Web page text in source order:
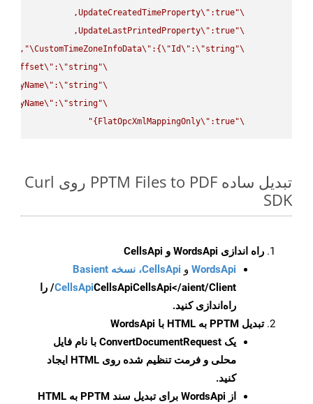
\"
UpdateCreatedTimeProperty\"
\"
UpdateLastPrintedProperty\"
\"
CustomTimeZoneInfoData\" :{\"Id\" :\"string
\"
\"
\" :\"string
\"
\" :\"string
\"
\" :\"string
\"
FlatOpcXmlMappingOnly\" :true}"
تبدیل ساده PPTM Files to PDF روی Curl
SDK
راه اندازی WordsApi و CellsApi
WordsApi و CellsApi، نسخه Basient
CellsApiCellsApi
CellsApi</aient/Client/ را
راه‌اندازی کنید.
تبدیل PPTM به HTML با WordsApi
یک ConvertDocumentRequest با نام فایل
محلی و فرمت تنظیم شده روی HTML ایجاد
کنید.
از WordsApi برای تبدیل سند PPTM به HTML